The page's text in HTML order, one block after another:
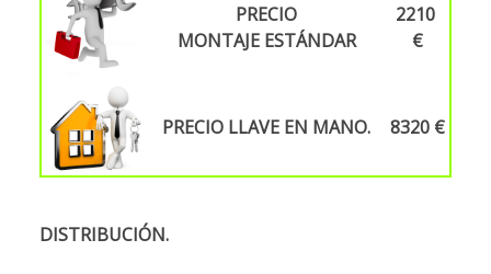
PRECIO
MONTAJE ESTÁNDAR
2210
€
PRECIO LLAVE EN MANO. 8320 €
DISTRIBUCIÓN.